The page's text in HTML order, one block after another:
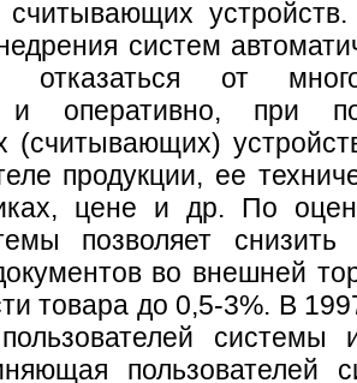
считывающих
систем
отказаться от
и оперативно, при
(считывающих)
продукции, ее
цене и др. По
позволяет
во внешней
товара до 0,5-3%. В
системы
пользователей